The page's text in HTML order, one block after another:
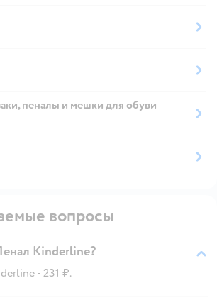
пеналы и мешки для обуви
вопросы
Kinderline?
- 231 ₽.